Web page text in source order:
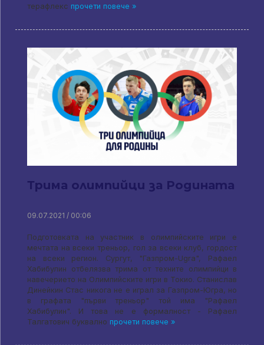
терафлекс прочети повече »
Трима олимпийци за Родината
09.07.2021 / 00:06
Подготовката на участник в олимпийските игри е
мечтата на всеки треньор, гол за всеки клуб, гордост
на всеки регион. Сургут, "Газпром-Ugra", Рафаел
Хабибулин отбелязва трима от техните олимпийци в
навечерието на Олимпийските игри в Токио. Станислав
Динейкин Стас никога не е играл за Газпром-Югра, но
в графата "първи треньор" той има "Рафаел
Хабибулин". И това не е формалност - Рафаел
Талгатович буквално прочети повече »